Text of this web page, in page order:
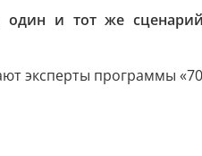
один и тот же сценарий
эксперты программы